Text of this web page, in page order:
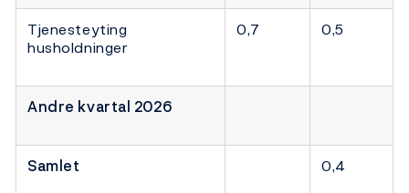
Tjenesteyting
husholdninger
0,7 0,5
Andre kvartal 2026
Samlet 0,4